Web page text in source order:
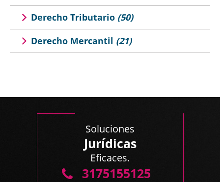
Derecho Tributario (50)
Derecho Mercantil (21)
Soluciones
Jurídicas
Eficaces.
3175155125